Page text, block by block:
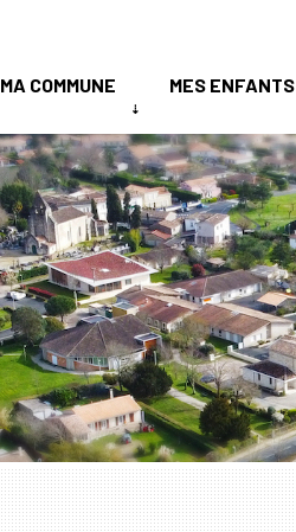
MA COMMUNE MES ENFANTS